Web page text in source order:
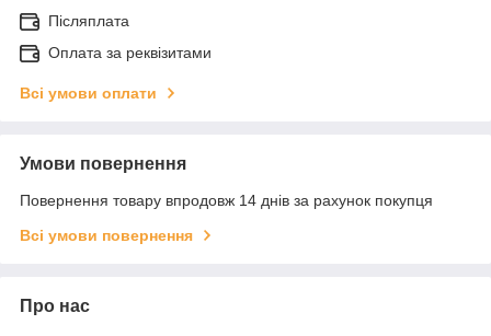
Післяплата
Оплата за реквізитами
Всі умови оплати
Умови повернення
Повернення товару впродовж 14 днів за рахунок покупця
Всі умови повернення
Про нас